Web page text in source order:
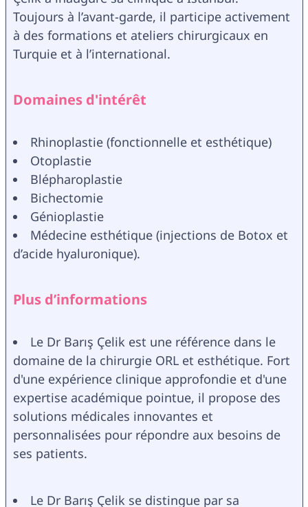
Toujours à l’avant-garde, il participe activement
à des formations et ateliers chirurgicaux en
Turquie et à l’international.
Domaines d'intérêt
Rhinoplastie (fonctionnelle et esthétique)
Otoplastie
Blépharoplastie
Bichectomie
Génioplastie
Médecine esthétique (injections de Botox et
d’acide hyaluronique).
Plus d’informations
Le Dr Barış Çelik est une référence dans le
domaine de la chirurgie ORL et esthétique. Fort
d'une expérience clinique approfondie et d'une
expertise académique pointue, il propose des
solutions médicales innovantes et
personnalisées pour répondre aux besoins de
ses patients.
Le Dr Barış Çelik se distingue par sa